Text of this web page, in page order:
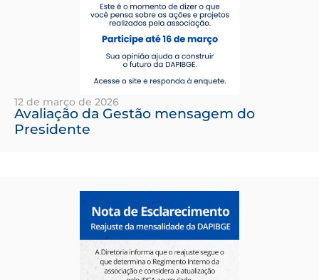
12 de março de 2026
Avaliação da Gestão mensagem do
Presidente